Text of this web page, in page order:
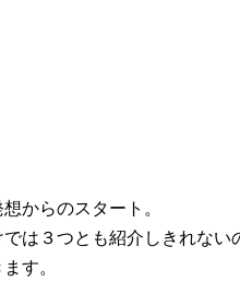
からのスタート。
は３つとも紹介しきれない
す。